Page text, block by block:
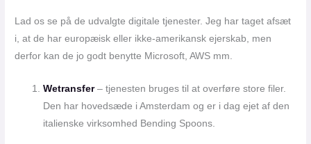
Lad os se på de udvalgte digitale tjenester. Jeg har taget afsæt
i, at de har europæisk eller ikke-amerikansk ejerskab, men
derfor kan de jo godt benytte Microsoft, AWS mm.
Wetransfer– tjenesten bruges til at overføre store filer.
Den har hovedsæde i Amsterdam og er i dag ejet af den
italienske virksomhed Bending Spoons.